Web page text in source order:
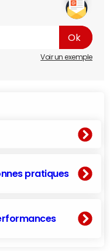
Voir un exemple
pratiques